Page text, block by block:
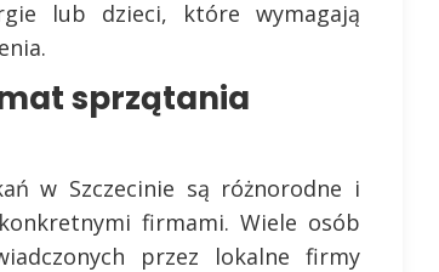
lub dzieci, które wymagają
sprzątania
w Szczecinie są różnorodne i
firmami. Wiele osób
przez lokalne firmy